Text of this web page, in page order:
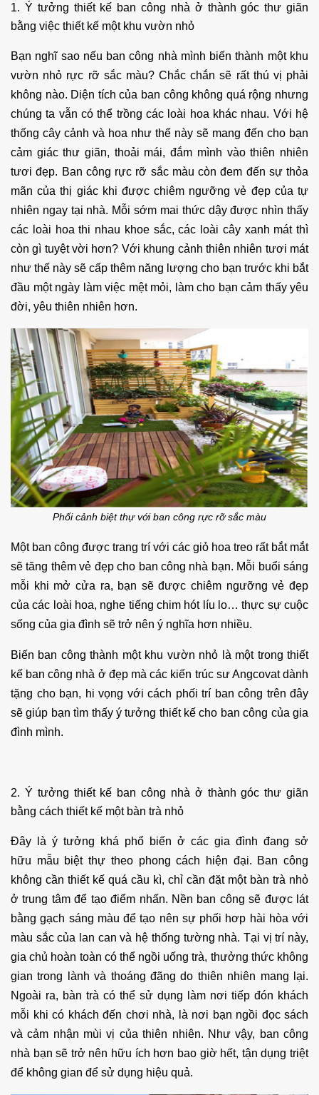
1. Ý tưởng thiết kế ban công nhà ở thành góc thư giãn
bằng việc thiết kế một khu vườn nhỏ
Bạn nghĩ sao nếu ban công nhà mình biến thành một khu
vườn nhỏ rực rỡ sắc màu? Chắc chắn sẽ rất thú vị phải
không nào. Diện tích của ban công không quá rộng nhưng
chúng ta vẫn có thể trồng các loài hoa khác nhau. Với hệ
thống cây cảnh và hoa như thế này sẽ mang đến cho bạn
cảm giác thư giãn, thoải mái, đắm mình vào thiên nhiên
tươi đẹp. Ban công rực rỡ sắc màu còn đem đến sự thỏa
mãn của thị giác khi được chiêm ngưỡng vẻ đẹp của tự
nhiên ngay tại nhà. Mỗi sớm mai thức dậy được nhìn thấy
các loài hoa thi nhau khoe sắc, các loài cây xanh mát thì
còn gì tuyệt vời hơn? Với khung cảnh thiên nhiên tươi mát
như thế này sẽ cấp thêm năng lượng cho bạn trước khi bắt
đầu một ngày làm việc mệt mỏi, làm cho bạn cảm thấy yêu
đời, yêu thiên nhiên hơn.
Phối cảnh biệt thự với ban công rực rỡ sắc màu
Một ban công được trang trí với các giỏ hoa treo rất bắt mắt
sẽ tăng thêm vẻ đẹp cho ban công nhà bạn. Mỗi buổi sáng
mỗi khi mở cửa ra, bạn sẽ được chiêm ngưỡng vẻ đẹp
của các loài hoa, nghe tiếng chim hót líu lo… thực sự cuộc
sống của gia đình sẽ trở nên ý nghĩa hơn nhiều.
Biến ban công thành một khu vườn nhỏ là một trong thiết
kế ban công nhà ở đẹp mà các kiến trúc sư Angcovat dành
tặng cho bạn, hi vọng với cách phối trí ban công trên đây
sẽ giúp bạn tìm thấy ý tưởng thiết kế cho ban công của gia
đình mình.
2. Ý tưởng thiết kế ban công nhà ở thành góc thư giãn
bằng cách thiết kế một bàn trà nhỏ
Đây là ý tưởng khá phổ biến ở các gia đình đang sở
hữu mẫu biệt thự theo phong cách hiện đại. Ban công
không cần thiết kế quá cầu kì, chỉ cần đặt một bàn trà nhỏ
ở trung tâm để tạo điểm nhấn. Nền ban công sẽ được lát
bằng gạch sáng màu để tạo nên sự phối hơp hài hòa với
màu sắc của lan can và hệ thống tường nhà. Tại vị trí này,
gia chủ hoàn toàn có thể ngồi uống trà, thưởng thức không
gian trong lành và thoáng đãng do thiên nhiên mang lại.
Ngoài ra, bàn trà có thể sử dụng làm nơi tiếp đón khách
mỗi khi có khách đến chơi nhà, là nơi bạn ngồi đọc sách
và cảm nhận mùi vị của thiên nhiên. Như vậy, ban công
nhà bạn sẽ trở nên hữu ích hơn bao giờ hết, tận dụng triệt
để không gian để sử dụng hiệu quả.